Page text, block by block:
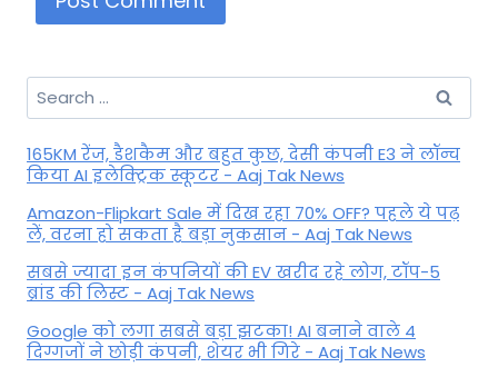
Search
for:
165KM रेंज, डैशकैम और बहुत कुछ, देसी कंपनी E3 ने लॉन्च
किया AI इलेक्ट्रिक स्कूटर - Aaj Tak News
Amazon-Flipkart Sale में दिख रहा 70% OFF? पहले ये पढ़
लें, वरना हो सकता है बड़ा नुकसान - Aaj Tak News
सबसे ज्यादा इन कंपनियों की EV खरीद रहे लोग, टॉप-5
ब्रांड की लिस्ट - Aaj Tak News
Google को लगा सबसे बड़ा झटका! AI बनाने वाले 4
दिग्गजों ने छोड़ी कंपनी, शेयर भी गिरे - Aaj Tak News